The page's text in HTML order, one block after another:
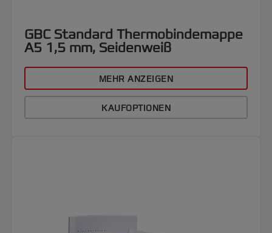
GBC Standard Thermobindemappe
A5 1,5 mm, Seidenweiß
MEHR ANZEIGEN
KAUFOPTIONEN